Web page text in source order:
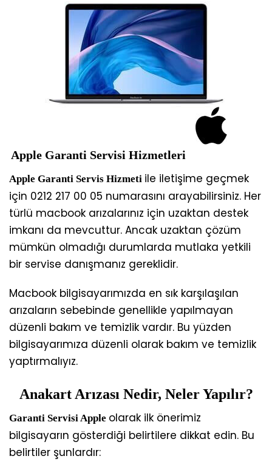
Apple Garanti Servisi Hizmetleri
Apple Garanti Servis Hizmeti ile iletişime geçmek
için 0212 217 00 05 numarasını arayabilirsiniz. Her
türlü macbook arızalarınız için uzaktan destek
imkanı da mevcuttur. Ancak uzaktan çözüm
mümkün olmadığı durumlarda mutlaka yetkili
bir servise danışmanız gereklidir.
Macbook bilgisayarımızda en sık karşılaşılan
arızaların sebebinde genellikle yapılmayan
düzenli bakım ve temizlik vardır. Bu yüzden
bilgisayarımıza düzenli olarak bakım ve temizlik
yaptırmalıyız.
Anakart Arızası Nedir, Neler Yapılır?
Garanti Servisi Apple olarak ilk önerimiz
bilgisayarın gösterdiği belirtilere dikkat edin. Bu
belirtiler şunlardır: